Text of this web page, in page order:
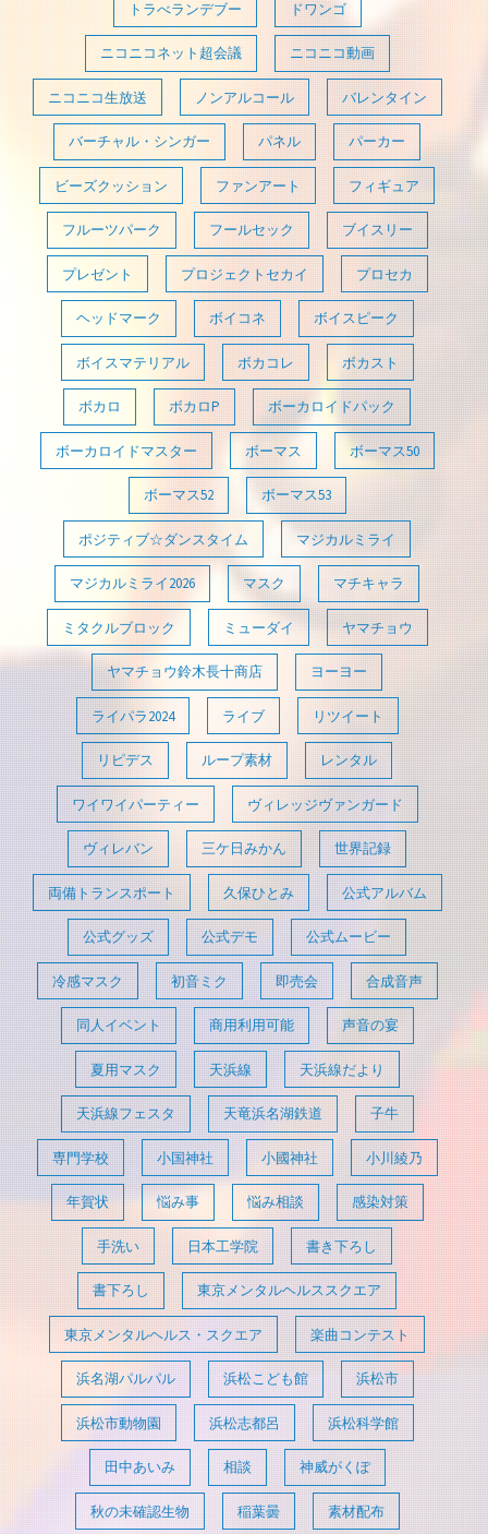
トラべランデブー ドワンゴ
ニコニコネット超会議 ニコニコ動画
ニコニコ生放送 ノンアルコール バレンタイン
バーチャル・シンガー パネル パーカー
ビーズクッション ファンアート フィギュア
フルーツパーク フールセック ブイスリー
プレゼント プロジェクトセカイ プロセカ
ヘッドマーク ボイコネ ボイスピーク
ボイスマテリアル ボカコレ ボカスト
ボカロ ボカロP ボーカロイドパック
ボーカロイドマスター ボーマス ボーマス50
ボーマス52 ボーマス53
ポジティブ☆ダンスタイム マジカルミライ
マジカルミライ2026 マスク マチキャラ
ミタクルブロック ミューダイ ヤマチョウ
ヤマチョウ鈴木長十商店 ヨーヨー
ライパラ2024 ライブ リツイート
リピデス ループ素材 レンタル
ワイワイパーティー ヴィレッジヴァンガード
ヴィレバン 三ケ日みかん 世界記録
両備トランスポート 久保ひとみ 公式アルバム
公式グッズ 公式デモ 公式ムービー
冷感マスク 初音ミク 即売会 合成音声
同人イベント 商用利用可能 声音の宴
夏用マスク 天浜線 天浜線だより
天浜線フェスタ 天竜浜名湖鉄道 子牛
専門学校 小国神社 小國神社 小川綾乃
年賀状 悩み事 悩み相談 感染対策
手洗い 日本工学院 書き下ろし
書下ろし 東京メンタルヘルススクエア
東京メンタルヘルス・スクエア 楽曲コンテスト
浜名湖パルパル 浜松こども館 浜松市
浜松市動物園 浜松志都呂 浜松科学館
田中あいみ 相談 神威がくぽ
秋の未確認生物 稲葉曇 素材配布